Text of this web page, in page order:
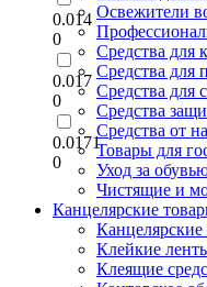
0.014
0
0.017
0
0.0171
0
Освежители
Средства для
Средства
Средства для
Средства
Средства от
Товары для
Уход за
Чистящие и
Канцелярские
Клейкие
Клеящие